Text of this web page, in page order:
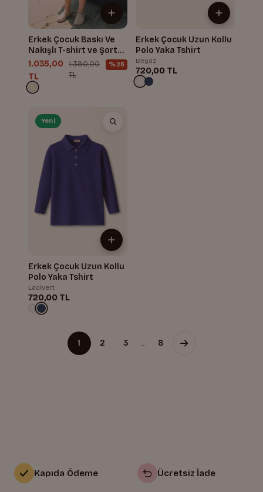
Erkek Çocuk Baskı Ve
Nakışlı T-shirt ve Şort
Takım
1.035,00
TL
1.380,00
TL
%25
Erkek Çocuk Uzun Kollu
Polo Yaka Tshirt
Beyaz
720,00 TL
Yeni
Erkek Çocuk Uzun Kollu
Polo Yaka Tshirt
Lacivert
720,00 TL
1 2 3 … 8
Kapıda Ödeme Ücretsiz İade